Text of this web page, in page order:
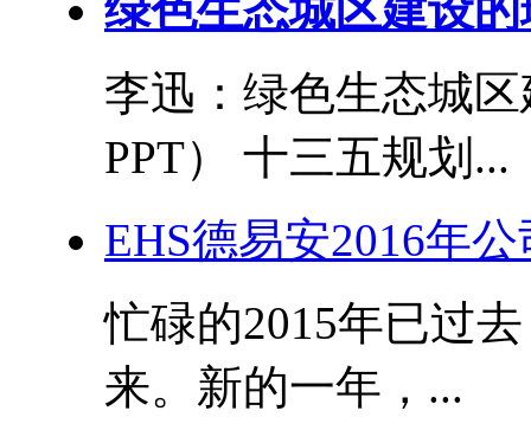
李迅：绿色生态城
PPT） 十三五规划...
EHS德易安2016年
忙碌的2015年已过
来。新的一年，...